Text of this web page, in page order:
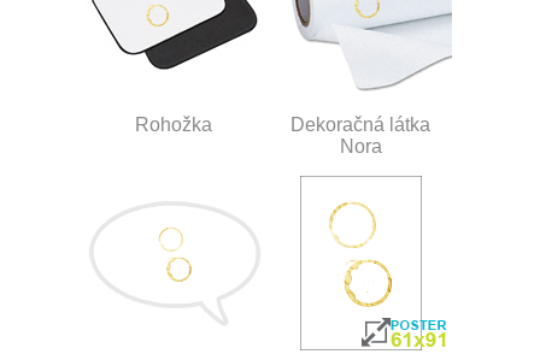
Rohožka
Dekoračná látka
Nora